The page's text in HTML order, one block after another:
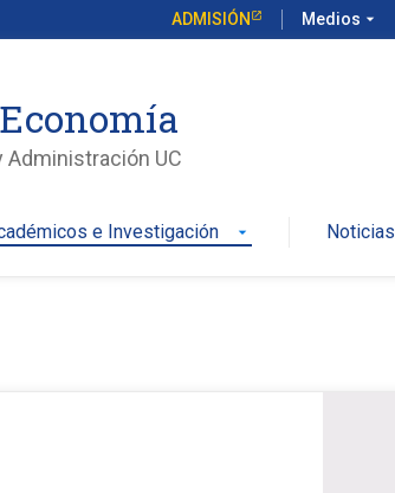
ADMISIÓN Medios arrow_drop_down
Administración UC
e Investigación arrow_drop_down Noticias